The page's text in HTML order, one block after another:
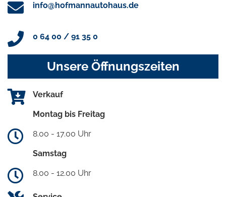
info@hofmannautohaus.de
0 64 00 / 91 35 0
Unsere Öffnungszeiten
Verkauf
Montag bis Freitag
8.00 - 17.00 Uhr
Samstag
8.00 - 12.00 Uhr